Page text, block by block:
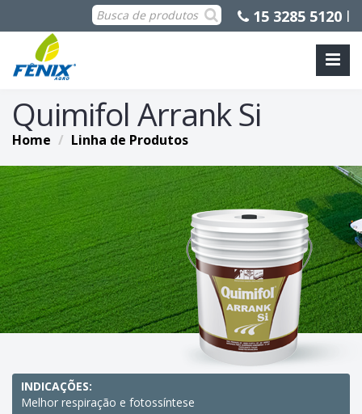
15 3285 5120 l
Quimifol Arrank Si
Home Linha de Produtos
INDICAÇÕES:
Melhor respiração e fotossíntese